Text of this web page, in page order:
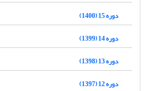
دوره 15 (1400)
دوره 14 (1399)
دوره 13 (1398)
دوره 12 (1397)